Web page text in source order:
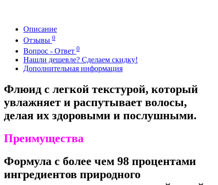
Описание
Отзывы 0
Вопрос - Ответ 0
Нашли дешевле? Сделаем скидку!
Дополнительная информация
Флюид с легкой текстурой, который
увлажняет и распутывает волосы,
делая их здоровыми и послушными.
Преимущества
Формула с более чем 98 процентами
ингредиентов природного